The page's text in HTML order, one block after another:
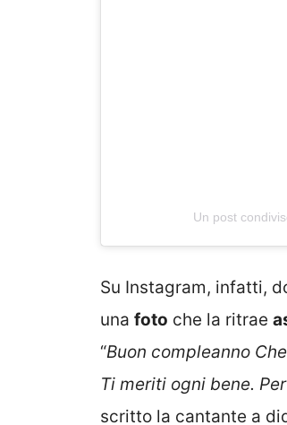
Un post
Su Instagram, infatti,
una foto che la ritrae
“Buon compleanno
Ti meriti ogni bene.
scritto la cantante a